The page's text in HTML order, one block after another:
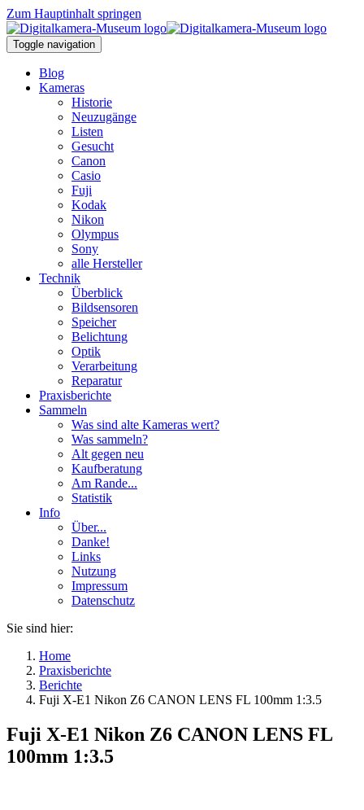
Zum Hauptinhalt springen
Toggle navigation
Blog
Kameras
Historie
Neuzugänge
Listen
Gesucht
Canon
Casio
Fuji
Kodak
Nikon
Olympus
Sony
alle Hersteller
Technik
Überblick
Bildsensoren
Speicher
Belichtung
Optik
Verarbeitung
Reparatur
Praxisberichte
Sammeln
Was sind alte Kameras wert?
Was sammeln?
Alt gegen neu
Kaufberatung
Am Rande...
Statistik
Info
Über...
Danke!
Links
Nutzung
Impressum
Datenschutz
Sie sind hier:
Home
Praxisberichte
Berichte
Fuji X-E1 Nikon Z6 CANON LENS FL 100mm 1:3.5
Fuji X-E1 Nikon Z6 CANON LENS FL
100mm 1:3.5